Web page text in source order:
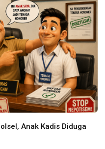
Anak Kadis Diduga